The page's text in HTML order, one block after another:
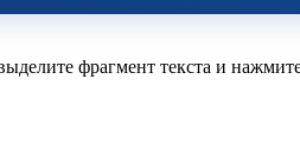
фрагмент текста и